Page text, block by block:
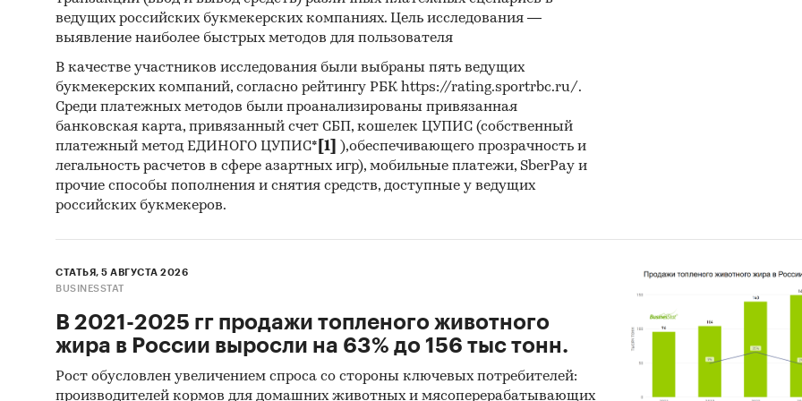
Методологические пояснения
Источники информации:
Результаты on-line опроса 250 покупателей струбцин
Официальные интернет-порталы правовой
Базы данных Росстат
Открытые источники (сайты, порталы)
Архивы СМИ
Специализированные аналитические порталы
Методы:
ведущих российских букмекерских компаниях. Цель исследования —
выявление наиболее быстрых методов для пользователя
В качестве участников исследования были выбраны пять ведущих
букмекерских компаний, согласно рейтингу РБК https://rating.sportrbc.ru/.
Среди платежных методов были проанализированы привязанная
банковская карта, привязанный счет СБП, кошелек ЦУПИС (собственный
платежный метод ЕДИНОГО ЦУПИС* [1]
),обеспечивающего прозрачность и
легальность расчетов в сфере азартных игр), мобильные платежи, SberPay и
прочие способы пополнения и снятия средств, доступные у ведущих
российских букмекеров.
СТАТЬЯ, 5 АВГУСТА 2026
BUSINESSTAT
В 2021-2025 гг продажи топленого животного
жира в России выросли на 63% до 156 тыс тонн.
Рост обусловлен увеличением спроса со стороны ключевых потребителей:
производителей кормов для домашних животных и мясоперерабатывающих